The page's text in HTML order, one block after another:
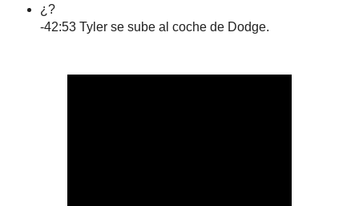
¿?
-42:53 Tyler se sube al coche de Dodge.